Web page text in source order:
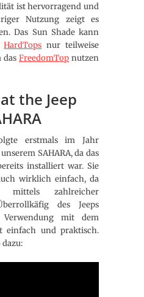
ist hervorragend und
Nutzung zeigt es
Das Sun Shade kann
HardTops nur teilweise
das FreedomTop nutzen
the Jeep
erstmals im Jahr
SAHARA, da das
installiert war. Sie
wirklich einfach, da
zahlreicher
des Jeeps
mit dem
einfach und praktisch.
dazu: